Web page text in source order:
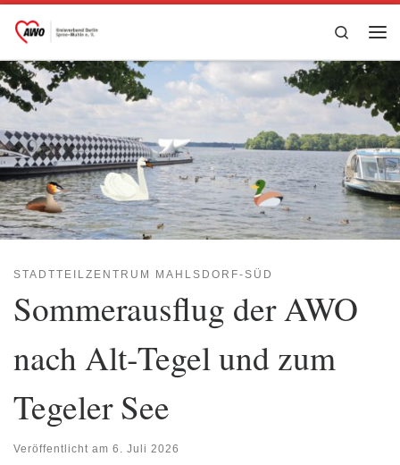
Zum Inhalt springen
Search
STADTTEILZENTRUM MAHLSDORF-SÜD
Sommerausflug der AWO
nach Alt‑Tegel und zum
Tegeler See
Veröffentlicht am 6. Juli 2026